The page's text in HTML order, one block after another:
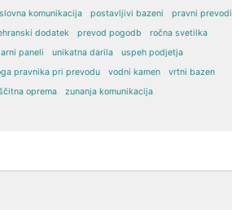
komunikacija
postavljivi bazeni
pravni prevodi
dodatek
prevod pogodb
ročna svetilka
paneli
unikatna darila
uspeh podjetja
pravnika pri prevodu
vodni kamen
vrtni bazen
oprema
zunanja komunikacija